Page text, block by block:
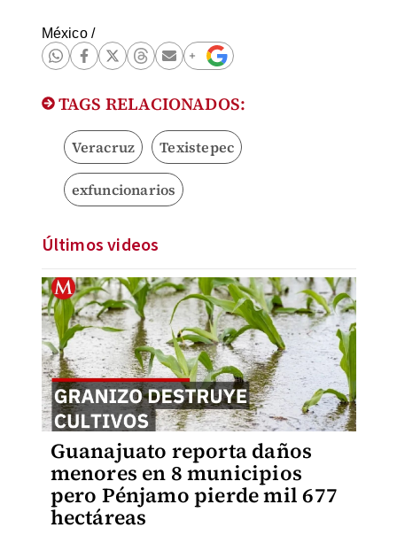
México/
TAGS RELACIONADOS:
Veracruz Texistepec
exfuncionarios
Últimos videos
Guanajuato reporta daños
menores en 8 municipios
pero Pénjamo pierde mil 677
hectáreas